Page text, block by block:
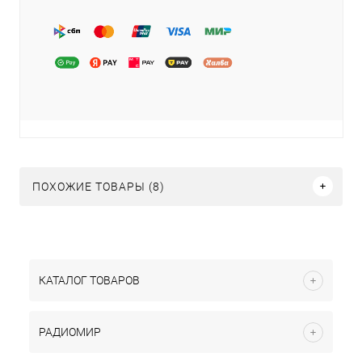
ПОХОЖИЕ ТОВАРЫ (8)
КАТАЛОГ ТОВАРОВ
РАДИОМИР